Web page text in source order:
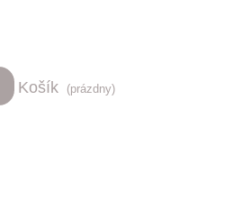
Košík (prázdny)